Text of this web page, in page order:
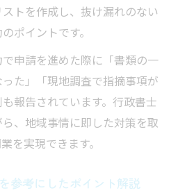
トを作成し、抜け漏れのない
ポイントです。
申請を進めた際に「書類の一
た」「現地調査で指摘事項が
報告されています。行政書士
、地域事情に即した対策を取
を実現できます。
参考にしたポイント解説